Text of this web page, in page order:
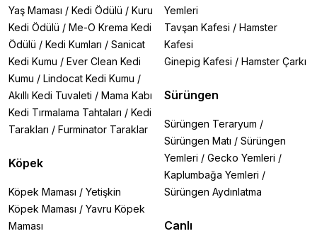
Yaş Maması / Kedi Ödülü / Kuru
Kedi Ödülü / Me-O Krema Kedi
Ödülü / Kedi Kumları / Sanicat
Kedi Kumu / Ever Clean Kedi
Kumu / Lindocat Kedi Kumu /
Akıllı Kedi Tuvaleti / Mama Kabı
Kedi Tırmalama Tahtaları / Kedi
Tarakları / Furminator Taraklar
Köpek
Köpek Maması / Yetişkin
Köpek Maması / Yavru Köpek
Maması
Yemleri
Tavşan Kafesi / Hamster
Kafesi
Ginepig Kafesi / Hamster Çarkı
Sürüngen
Sürüngen Teraryum /
Sürüngen Matı / Sürüngen
Yemleri / Gecko Yemleri /
Kaplumbağa Yemleri /
Sürüngen Aydınlatma
Canlı